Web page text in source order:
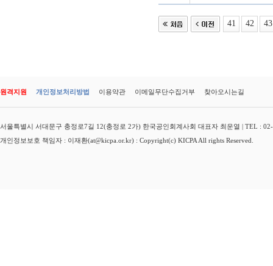
41 42 43
원격지원 개인정보처리방법 이용약관 이메일무단수집거부 찾아오시는길
서울특별시 서대문구 충정로7길 12(충정로 2가) 한국공인회계사회 대표자 최운열 | TEL :
개인정보보호 책임자 : 이재환(at@kicpa.or.kr) : Copyright(c) KICPA All rights Reserved.